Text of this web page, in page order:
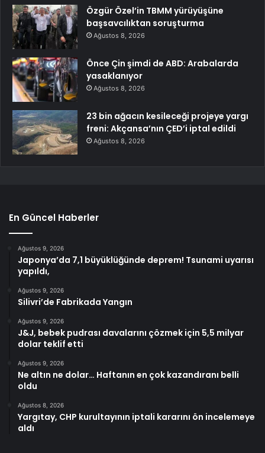
Özgür Özel’in TBMM yürüyüşüne
başsavcılıktan soruşturma
Ağustos 8, 2026
Önce Çin şimdi de ABD: Arabalarda
yasaklanıyor
Ağustos 8, 2026
23 bin ağacın kesileceği projeye yargı
freni: Akçansa’nın ÇED’i iptal edildi
Ağustos 8, 2026
En Güncel Haberler
Ağustos 9, 2026
Japonya’da 7,1 büyüklüğünde deprem! Tsunami uyarısı
yapıldı,
Ağustos 9, 2026
Silivri’de Fabrikada Yangın
Ağustos 9, 2026
J&J, bebek pudrası davalarını çözmek için 5,5 milyar
dolar teklif etti
Ağustos 9, 2026
Ne altın ne dolar… Haftanın en çok kazandıranı belli
oldu
Ağustos 8, 2026
Yargıtay, CHP kurultayının iptali kararını ön incelemeye
aldı